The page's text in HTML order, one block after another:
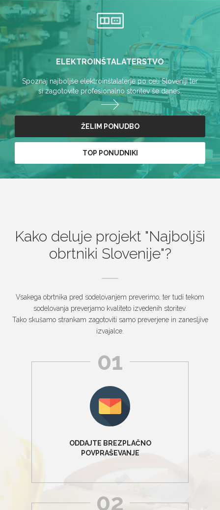
ELEKTROINŠTALATERSTVO
Spoznaj najboljše elektroinštalaterje po celi Sloveniji ter
si zagotovite profesionalno storitev še danes.
ŽELIM PONUDBO
TOP PONUDNIKI
Kako deluje projekt Najboljši
obrtniki Slovenije ?
Vsakega obrtnika pred sodelovanjem preverimo, ter tudi tekom
sodelovanja preverjamo kvaliteto izvedenih storitev.
Tako skušamo strankam zagotoviti samo preverjene in zanesljive
izvajalce.
01
ODDAJTE BREZPLAČNO
POVPRAŠEVANJE
02